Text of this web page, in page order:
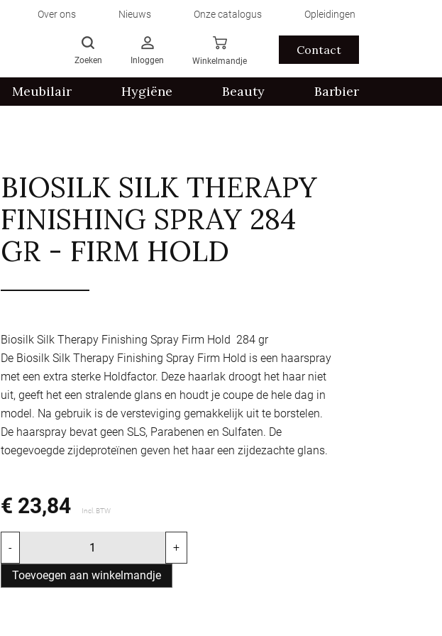
Over ons Nieuws Onze catalogus Opleidingen
Zoeken Inloggen Winkelmandje
Contact
Meubilair Hygiëne Beauty Barbier
BIOSILK SILK THERAPY
FINISHING SPRAY 284
GR - FIRM HOLD
Biosilk Silk Therapy Finishing Spray Firm Hold 284 gr
De Biosilk Silk Therapy Finishing Spray Firm Hold is een haarspray
met een extra sterke Holdfactor. Deze haarlak droogt het haar niet
uit, geeft het een stralende glans en houdt je coupe de hele dag in
model. Na gebruik is de versteviging gemakkelijk uit te borstelen.
De haarspray bevat geen SLS, Parabenen en Sulfaten. De
toegevoegde zijdeproteïnen geven het haar een zijdezachte glans.
€ 23,84 Incl. BTW
- +
Toevoegen aan winkelmandje